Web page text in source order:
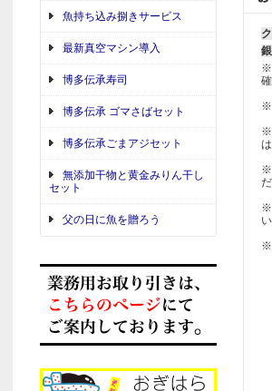
魚持ち込み捌きサービス
最新真空マシン導入
博多伝承寿司
博多伝承 ゴマさばセット
博多伝承ごまアジセット
無添加干物と黄金みりん干し
セット
父の日に魚を贈ろう
※
※
※
※
※
※